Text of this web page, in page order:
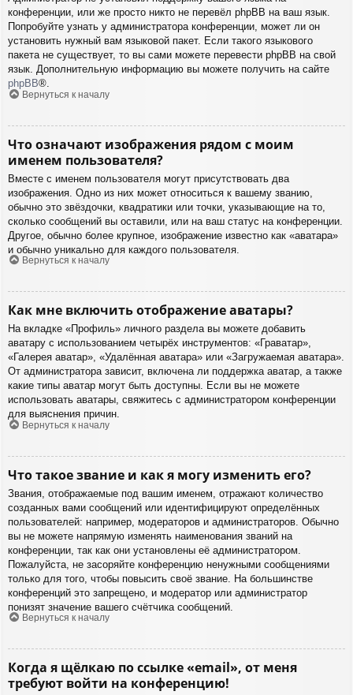
конференции, или же просто никто не перевёл phpBB на ваш язык.
Попробуйте узнать у администратора конференции, может ли он
установить нужный вам языковой пакет. Если такого языкового
пакета не существует, то вы сами можете перевести phpBB на свой
язык. Дополнительную информацию вы можете получить на сайте
phpBB®.
Вернуться к началу
Что означают изображения рядом с моим
именем пользователя?
Вместе с именем пользователя могут присутствовать два
изображения. Одно из них может относиться к вашему званию,
обычно это звёздочки, квадратики или точки, указывающие на то,
сколько сообщений вы оставили, или на ваш статус на конференции.
Другое, обычно более крупное, изображение известно как «аватара»
и обычно уникально для каждого пользователя.
Вернуться к началу
Как мне включить отображение аватары?
На вкладке «Профиль» личного раздела вы можете добавить
аватару с использованием четырёх инструментов: «Граватар»,
«Галерея аватар», «Удалённая аватара» или «Загружаемая аватара».
От администратора зависит, включена ли поддержка аватар, а также
какие типы аватар могут быть доступны. Если вы не можете
использовать аватары, свяжитесь с администратором конференции
для выяснения причин.
Вернуться к началу
Что такое звание и как я могу изменить его?
Звания, отображаемые под вашим именем, отражают количество
созданных вами сообщений или идентифицируют определённых
пользователей: например, модераторов и администраторов. Обычно
вы не можете напрямую изменять наименования званий на
конференции, так как они установлены её администратором.
Пожалуйста, не засоряйте конференцию ненужными сообщениями
только для того, чтобы повысить своё звание. На большинстве
конференций это запрещено, и модератор или администратор
понизят значение вашего счётчика сообщений.
Вернуться к началу
Когда я щёлкаю по ссылке «email», от меня
требуют войти на конференцию!